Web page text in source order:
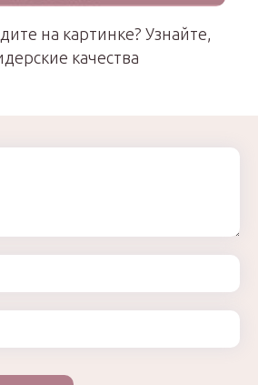
на картинке? Узнайте,
качества